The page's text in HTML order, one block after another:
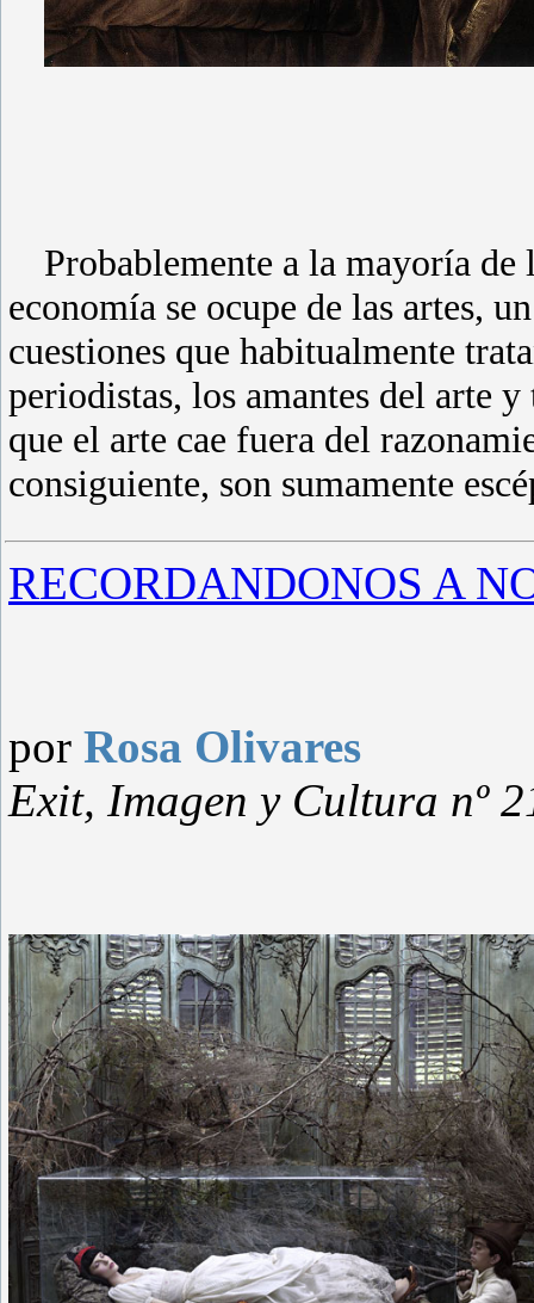
Probablemente a la mayoría de
economía se ocupe de las artes,
cuestiones que habitualmente
periodistas, los amantes del arte
que el arte cae fuera del
consiguiente, son sumamente
RECORDANDONOS A
por Rosa Olivares
Exit, Imagen y Cultura nº